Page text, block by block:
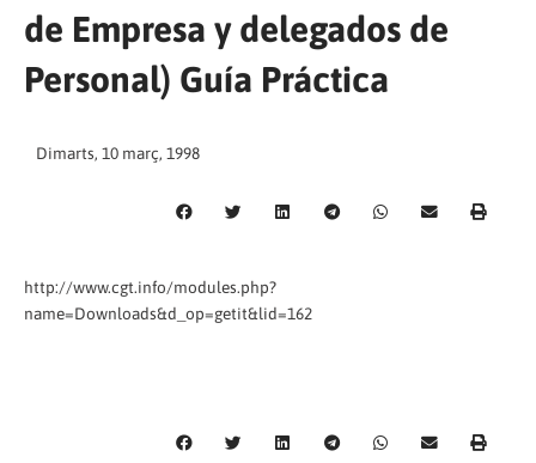
de Empresa y delegados de
Personal) Guía Práctica
Dimarts, 10 març, 1998
http://www.cgt.info/modules.php?
name=Downloads&d_op=getit&lid=162